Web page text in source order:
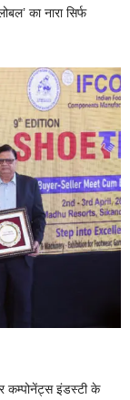
का नारा सिर्फ
कम्पोनेंट्स इंडस्टी के